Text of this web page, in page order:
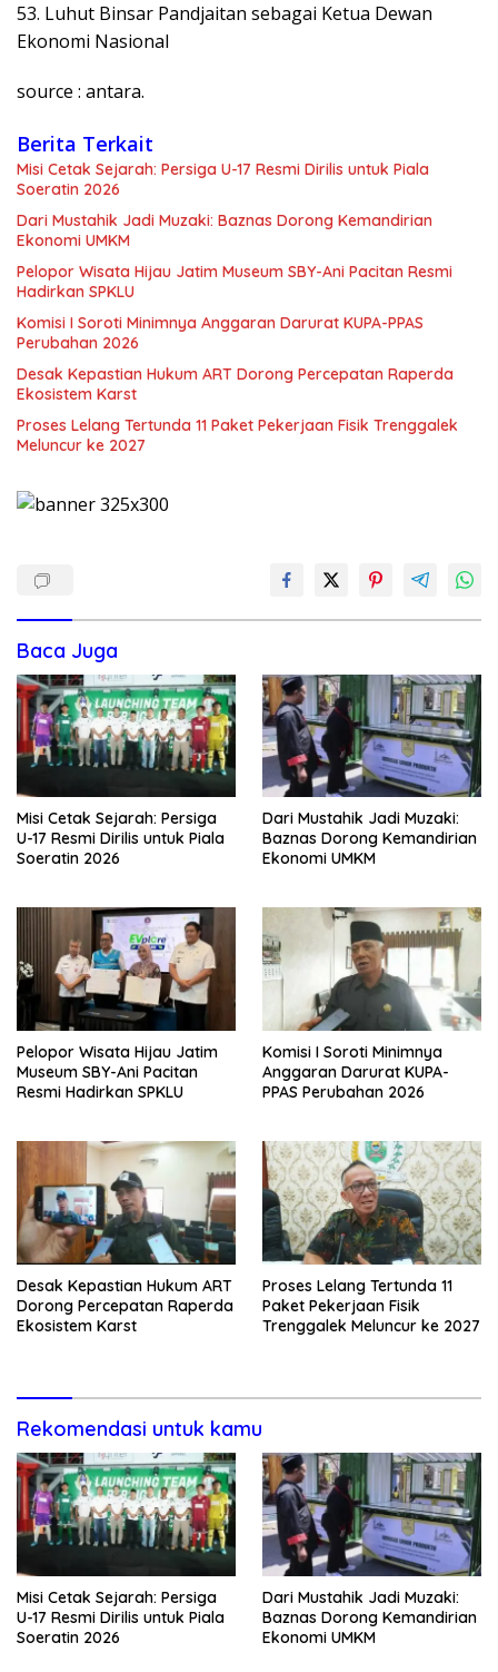
53. Luhut Binsar Pandjaitan sebagai Ketua Dewan
Ekonomi Nasional
source : antara.
Berita Terkait
Misi Cetak Sejarah: Persiga U-17 Resmi Dirilis untuk Piala
Soeratin 2026
Dari Mustahik Jadi Muzaki: Baznas Dorong Kemandirian
Ekonomi UMKM
Pelopor Wisata Hijau Jatim Museum SBY-Ani Pacitan Resmi
Hadirkan SPKLU
Komisi I Soroti Minimnya Anggaran Darurat KUPA-PPAS
Perubahan 2026
Desak Kepastian Hukum ART Dorong Percepatan Raperda
Ekosistem Karst
Proses Lelang Tertunda 11 Paket Pekerjaan Fisik Trenggalek
Meluncur ke 2027
Baca Juga
Misi Cetak Sejarah: Persiga
U-17 Resmi Dirilis untuk Piala
Soeratin 2026
Dari Mustahik Jadi Muzaki:
Baznas Dorong Kemandirian
Ekonomi UMKM
Pelopor Wisata Hijau Jatim
Museum SBY-Ani Pacitan
Resmi Hadirkan SPKLU
Komisi I Soroti Minimnya
Anggaran Darurat KUPA-
PPAS Perubahan 2026
Desak Kepastian Hukum ART
Dorong Percepatan Raperda
Ekosistem Karst
Proses Lelang Tertunda 11
Paket Pekerjaan Fisik
Trenggalek Meluncur ke 2027
Rekomendasi untuk kamu
Misi Cetak Sejarah: Persiga
U-17 Resmi Dirilis untuk Piala
Soeratin 2026
Dari Mustahik Jadi Muzaki:
Baznas Dorong Kemandirian
Ekonomi UMKM